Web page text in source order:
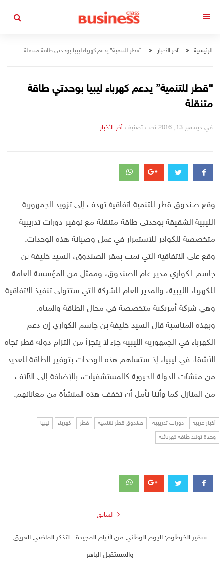
الرئيسية آخر الأخبار “قطر للتنمية” يدعم كهرباء ليبيا بوحدتي طاقة متنقلة
“قطر للتنمية” يدعم كهرباء ليبيا بوحدتي طاقة
متنقلة
في ديسمبر 13, 2016 تحت تصنيف التصانيف
آخر الأخبار
وقع صندوق قطر للتنمية اتفاقية تهدف إلى تزويد الجمهورية
الليبية الشقيقة بوحدتي طاقة متنقلة مع توفير دورات تدريبية
متخصصة للكوادر للاستمرار في عمل وصيانة هذه الوحدات.
وقع على الاتفاقية التي تمت بمقر الصندوق، السيد خليفة بن
جاسم الكواري مدير عام الصندوق، وممثل من المؤسسة العامة
للكهرباء الليبية، والمدير العام للشركة التي ستتولى تنفيذ الاتفاقية
وهي شركة أمريكية متخصصة في مجال الطاقة والمياه.
وبهذه المناسبة قال السيد خليفة بن جاسم الكواري إن دعم
الكهرباء في الجمهورية الليبية جزء لا يتجزأ من التزام دولة قطر تجاه
الأشقاء في ليبيا، إذ ستساهم هذه الوحدات بتوفير الطاقة للعديد
من منشآت الدولة الحيوية كالمستشفيات، بالإضافة إلى الآلاف
من المنازل كما وأننا نأمل أن تخفف هذه المنشأة من معاناتهم.
أخبار عربية دورات تدريبية صندوق قطر للتنمية قطر كهرباء ليبيا
وحدة توليد طاقة كهربائية
السابق
سفير الخرطوم: اليوم الوطني من الأيام المجيدة.. لتذكر الماضي العريق
والمستقبل الباهر